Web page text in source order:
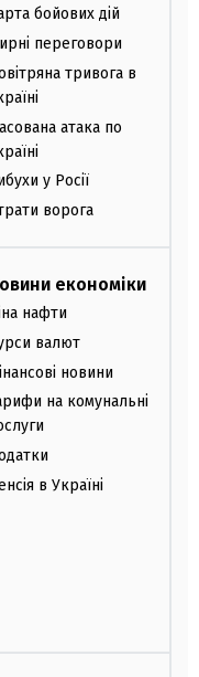
бойових дій
переговори
тривога в
атака по
у Росії
ворога
економіки
нафти
валют
новини
на комунальні
в Україні